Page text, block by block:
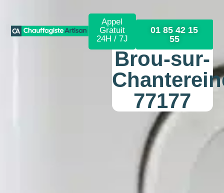
Appel
Gratuit
24H / 7J
01 85 42 15
55
Brou-sur-
77177